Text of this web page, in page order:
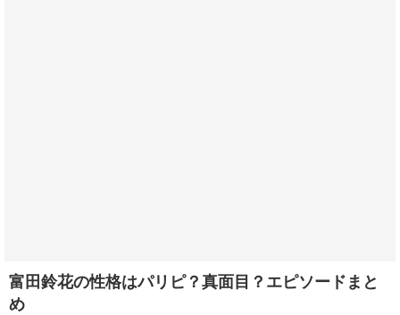
富田鈴花の性格はパリピ？真面目？エピソードまと
め